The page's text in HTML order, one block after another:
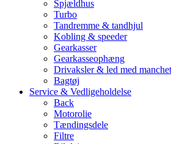
Spjældhus
Turbo
Tandremme & tandhjul
Kobling & speeder
Gearkasser
Gearkasseophæng
Drivaksler & led med
Bagtøj
Service & Vedligeholdelse
Back
Motorolie
Tændingsdele
Filtre